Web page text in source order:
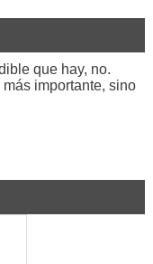
que hay, no.
importante, sino